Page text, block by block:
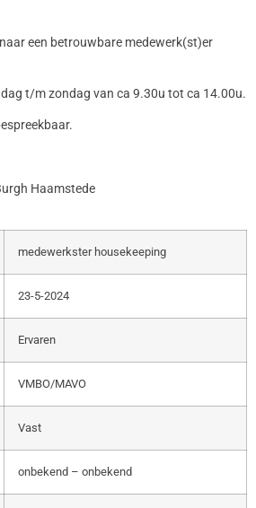
een betrouwbare medewerk(st)er
t/m zondag van ca 9.30u tot ca 14.00u.
Haamstede
medewerkster housekeeping
23-5-2024
Ervaren
VMBO/MAVO
Vast
onbekend – onbekend